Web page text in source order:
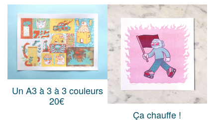
Un A3 à 3 à 3 couleurs
20€
Ça chauffe !